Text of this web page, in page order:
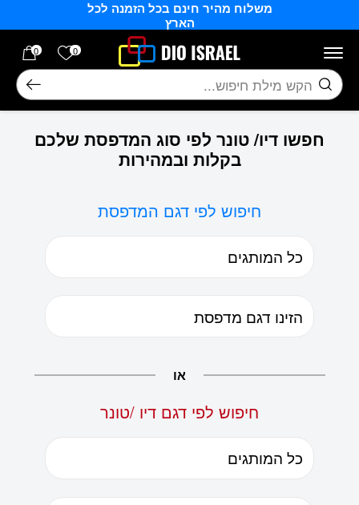
משלוח מהיר חינם בכל הזמנה לכל
הארץ
0 הרשימה
0
חיפוש
חפשו דיו/ טונר לפי סוג המדפסת שלכם
בקלות ובמהירות
חיפוש לפי דגם המדפסת
או
חיפוש לפי דגם דיו /טונר